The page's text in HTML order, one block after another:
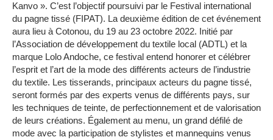
Kanvo ». C’est l’objectif poursuivi par le Festival international
du pagne tissé (FIPAT). La deuxième édition de cet événement
aura lieu à Cotonou, du 19 au 23 octobre 2022. Initié par
l’Association de développement du textile local (ADTL) et la
marque Lolo Andoche, ce festival entend honorer et célébrer
l’esprit et l’art de la mode des différents acteurs de l’industrie
du textile. Les tisserands, principaux acteurs du pagne tissé,
seront formés par des experts venus de différents pays, sur
les techniques de teinte, de perfectionnement et de valorisation
de leurs créations. Également au menu, un grand défilé de
mode avec la participation de stylistes et mannequins venus